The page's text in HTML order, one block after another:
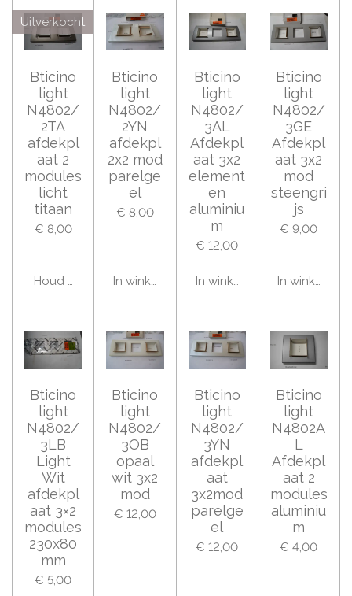
Uitverkocht
Bticino
light
N4802/
2TA
afdekpl
aat 2
modules
licht
titaan
€ 8,00
Houd mij op de hoogte
Bticino
light
N4802/
2YN
afdekpl
2x2 mod
parelge
el
€ 8,00
In winkelwagen
Bticino
light
N4802/
3AL
Afdekpl
aat 3x2
element
en
aluminiu
m
€ 12,00
In winkelwagen
Bticino
light
N4802/
3GE
Afdekpl
aat 3x2
mod
steengri
js
€ 9,00
In
Bticino
light
N4802/
3LB
Light
Wit
afdekpl
aat 3×2
modules
230x80
mm
€ 5,00
Bticino
light
N4802/
3OB
opaal
wit 3x2
mod
€ 12,00
Bticino
light
N4802/
3YN
afdekpl
aat
3x2mod
parelge
el
€ 12,00
Bticino
light
N4802A
L
Afdekpl
aat 2
modules
aluminiu
m
€ 4,00